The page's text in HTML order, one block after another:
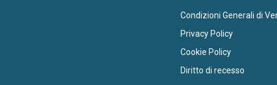
Condizioni Generali di
Privacy Policy
Cookie Policy
Diritto di recesso